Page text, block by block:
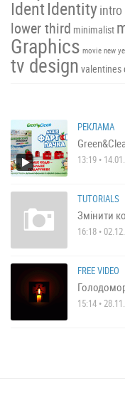
IdentIdentityintro
lower third minimalist
Graphics movie new
tv design valentines
РЕКЛАМА
13:19 •
TUTORIALS
Змінити
16:18 •
FREE VIDEO
15:14 •